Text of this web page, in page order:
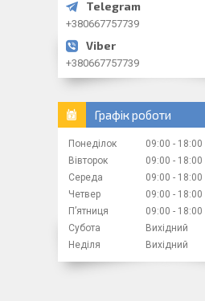
+380667757739
+380667757739
Графік роботи
Понеділок 09:00
18:00
Вівторок
09:00
18:00
Середа
09:00
18:00
Четвер
09:00
18:00
Пʼятниця
09:00
18:00
Субота
Вихідний
Неділя
Вихідний